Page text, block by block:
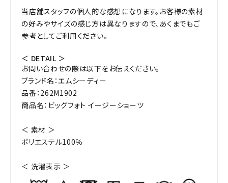
当店舗スタッフの個人的な感想になります。お客様の素材
の好みやサイズの感じ方は異なりますので、あくまでもご
参考としてご利用ください。
＜ DETAIL ＞
お問い合わせの際は以下をお伝えください。
ブランド名：エムシーディー
品番：262M1902
商品名：ビッグフォト イージーショーツ
＜ 素材 ＞
ポリエステル100％
＜ 洗濯表示 ＞